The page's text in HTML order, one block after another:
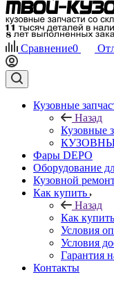
Сравнение0
Кузовные
Назад
Кузовные
Фары DEPO
Оборудование
Кузовной
Как купить
Назад
Как купить
Условия
Условия
Гарантия
Контакты